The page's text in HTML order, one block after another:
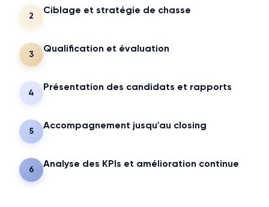
2
Ciblage et stratégie de chasse
3
Qualification et évaluation
4
Présentation des candidats et rapports
5
Accompagnement jusqu'au closing
6
Analyse des KPIs et amélioration continue